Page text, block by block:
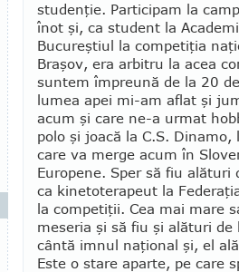
studenţie. Participam la
înot şi, ca student la
Bucureştiul la competiţia
Braşov, era arbitru la acea
sun­tem împreună de la 20
lumea apei mi-am aflat şi
acum şi care ne-a urmat
polo şi joacă la C.S.
care va merge acum în
Euro­pene. Sper să fiu
ca kinetoterapeut la
la competiţii. Cea mai mare
meseria şi să fiu şi alături
cân­tă imnul naţional şi, el
Este o stare aparte, pe care